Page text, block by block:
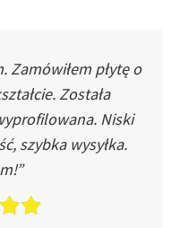
Zamówiłem płytę o
Została
Niski
szybka wysyłka.